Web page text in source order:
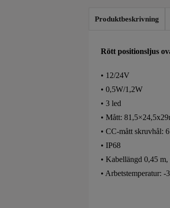
Produktbeskrivning
Rött positionsljus
• 12/24V
• 0,5W/1,2W
• 3 led
• Mått:
• CC-mått skruvhål:
• IP68
• Kabellängd 0,45 m,
• Arbetstemperatur: -